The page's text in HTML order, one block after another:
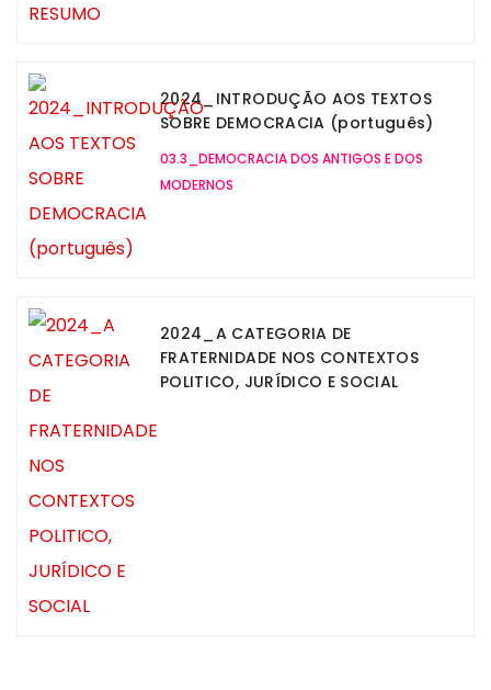
2024_INTRODUÇÃO AOS TEXTOS
SOBRE DEMOCRACIA (português)
03.3_DEMOCRACIA DOS ANTIGOS E DOS
MODERNOS
2024_A CATEGORIA DE
FRATERNIDADE NOS CONTEXTOS
POLITICO, JURÍDICO E SOCIAL